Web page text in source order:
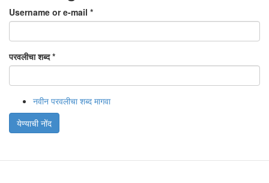
Username or e-mail *
परवलीचा शब्द*
नवीन परवलीचा शब्द मागवा
येण्याची नोंद